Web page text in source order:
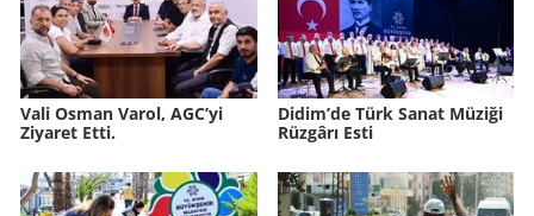
Vali Osman Varol, AGC’yi
Ziyaret Etti.
Didim’de Türk Sanat Mü­zi­ği
Rüz­gâ­rı Esti